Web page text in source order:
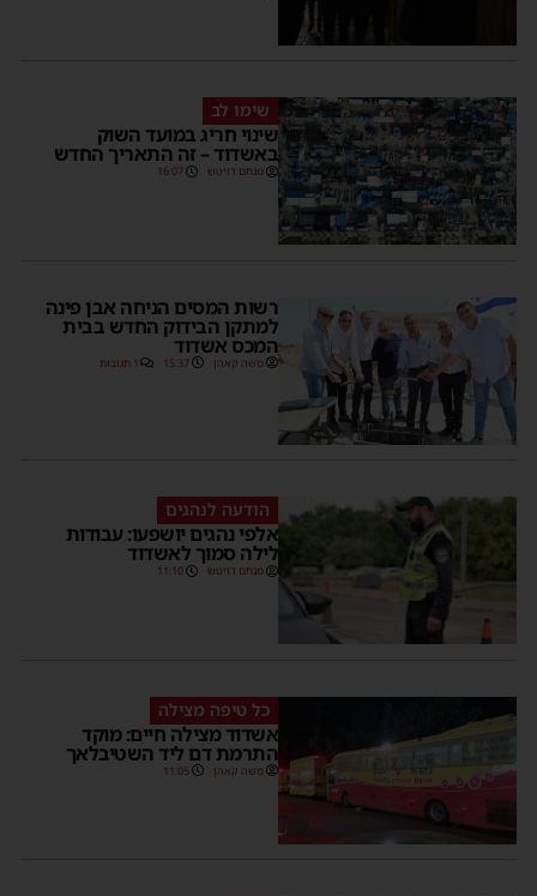
שימו לב
שינוי חריג במועד השוק
באשדוד – זה התאריך החדש
מנחם דויטש 16:07
רשות המסים הניחה אבן פינה
למתקן הבידוק החדש בבית
המכס אשדוד
משה קאהן 15:37 1 תגובות
הודעה לנהגים
אלפי נהגים יושפעו: עבודות
לילה סמוך לאשדוד
מנחם דויטש 11:10
כל טיפה מצילה
אשדוד מצילה חיים: מוקד
התרמת דם ליד השטיבלאך
משה קאהן 11:05